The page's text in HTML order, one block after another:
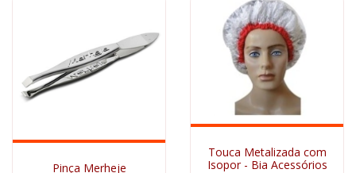
Pinça Merheje
Touca Metalizada com
Isopor - Bia Acessórios